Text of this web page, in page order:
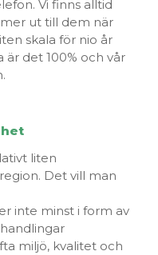
Vi finns alltid
ut till dem när
skala för nio år
det 100% och vår
liten
Det vill man
inte minst i form av
miljö, kvalitet och